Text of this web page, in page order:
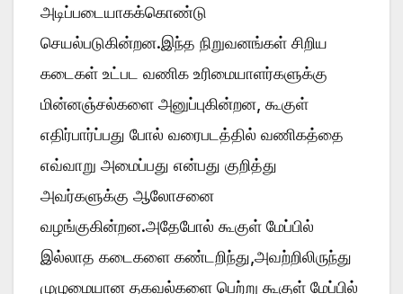
அடிப்படையாகக்கொண்டு
செயல்படுகின்றன.இந்த நிறுவனங்கள் சிறிய
கடைகள் உட்பட வணிக உரிமையாளர்களுக்கு
மின்னஞ்சல்களை அனுப்புகின்றன, கூகுள்
எதிர்பார்ப்பது போல் வரைபடத்தில் வணிகத்தை
எவ்வாறு அமைப்பது என்பது குறித்து
அவர்களுக்கு ஆலோசனை
வழங்குகின்றன.அதேபோல் கூகுள் மேப்பில்
இல்லாத கடைகளை கண்டறிந்து,அவற்றிலிருந்து
முழுமையான தகவல்களை பெற்று கூகுள் மேப்பில்